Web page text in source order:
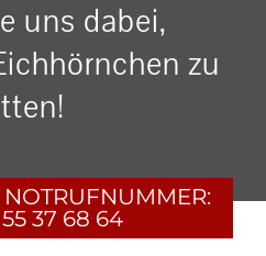
uns dabei,
zu
NOTRUFNUMMER:
37 68 64